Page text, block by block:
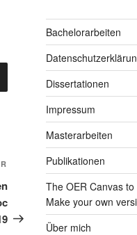
Nächster
Beitrag
Bachelorarbeiten
Dissertationen
Impressum
Masterarbeiten
Publikationen
The OER Canvas
Make your own
Über mich